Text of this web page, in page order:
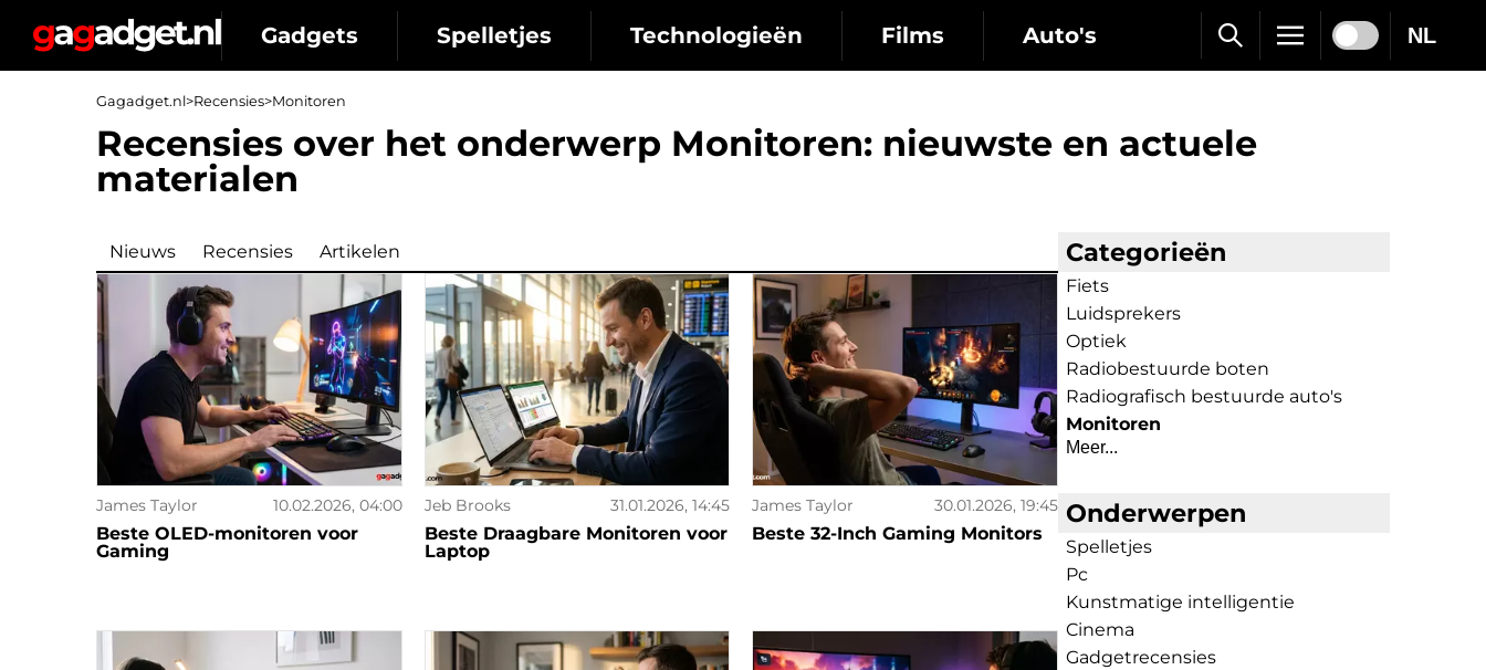
Gadgets Spelletjes Technologieën Films Auto's NL
Gagadget.nl>Recensies>Monitoren
Recensies over het onderwerp Monitoren: nieuwste en actuele
materialen
Nieuws Recensies Artikelen
James Taylor 10.02.2026, 04:00
Beste OLED-monitoren voor
Gaming
Jeb Brooks 31.01.2026, 14:45
Beste Draagbare Monitoren voor
Laptop
James Taylor 30.01.2026, 19:45
Beste 32-Inch Gaming Monitors
Categorieën
Fiets
Luidsprekers
Optiek
Radiobestuurde boten
Radiografisch bestuurde auto's
Monitoren
Meer...
Onderwerpen
Spelletjes
Pc
Kunstmatige intelligentie
Cinema
Gadgetrecensies